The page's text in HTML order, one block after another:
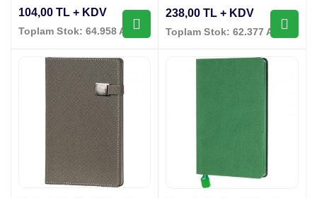
104,00 TL + KDV
Toplam Stok: 64.958 Adet
238,00 TL + KDV
Toplam Stok: 62.377 Adet